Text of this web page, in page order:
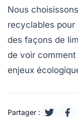
Nous
recyclables
des façons de
de voir
enjeux
Partager :